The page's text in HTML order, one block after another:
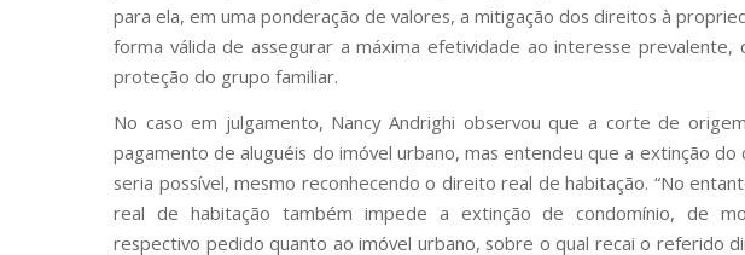
para ela, em uma ponderação de valores, a mitigação dos direitos à
forma válida de assegurar a máxima efetividade ao interesse prevalente,
proteção do grupo familiar.
No caso em julgamento, Nancy Andrighi observou que a corte de
pagamento de aluguéis do imóvel urbano, mas entendeu que a extinção do
seria possível, mesmo reconhecendo o direito real de habitação. “No
real de habitação também impede a extinção de condomínio, de
respectivo pedido quanto ao imóvel urbano, sobre o qual recai o referido